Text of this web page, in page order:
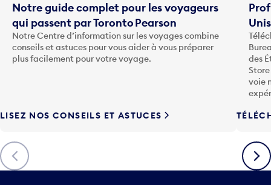
Précédent
Notre guide complet pour les voyageurs
qui passent par Toronto Pearson
Notre Centre d’information sur les voyages combine
conseils et astuces pour vous aider à vous préparer
plus facilement pour votre voyage.
LISEZ NOS CONSEILS ET ASTUCES
des
voie